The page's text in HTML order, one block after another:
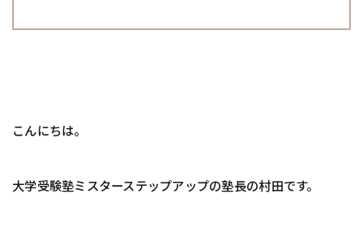
こんにちは。
大学受験塾ミスターステップアップの塾長の村田です。